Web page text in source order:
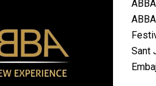
Sant